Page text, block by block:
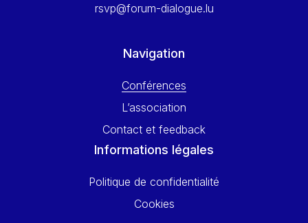
Yves FRANCHET
rsvp@forum-dialogue.lu
Navigation
Conférences
L’association
Contact et feedback
Informations légales
Politique de confidentialité
Cookies